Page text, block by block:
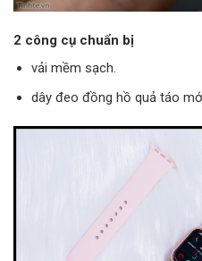
2 công cụ chuẩn bị
vải mềm sạch.
dây đeo đồng hồ quả táo